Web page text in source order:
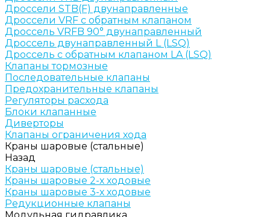
Дроссели STB(F) двунаправленные
Дроссели VRF с обратным клапаном
Дроссель VRFB 90° двунаправленный
Дроссель двунаправленный L (LSQ)
Дроссель с обратным клапаном LA (LSQ)
Клапаны тормозные
Последовательные клапаны
Предохранительные клапаны
Регуляторы расхода
Блоки клапанные
Диверторы
Клапаны ограничения хода
Краны шаровые (стальные)
Назад
Краны шаровые (стальные)
Краны шаровые 2-х ходовые
Краны шаровые 3-х ходовые
Редукционные клапаны